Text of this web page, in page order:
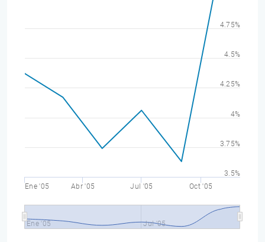
Ene '05 Abr '05 Jul '05 Oct '05
Ene '05 Jul '05
3.5%
3.75%
4%
4.25%
4.5%
4.75%